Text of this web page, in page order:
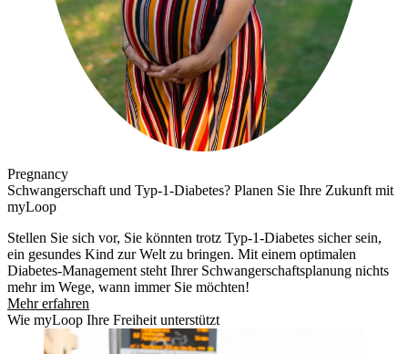
Pregnancy
Schwangerschaft und Typ-1-Diabetes? Planen Sie Ihre Zukunft mit
myLoop
Stellen Sie sich vor, Sie könnten trotz Typ-1-Diabetes sicher sein,
ein gesundes Kind zur Welt zu bringen. Mit einem optimalen
Diabetes-Management steht Ihrer Schwangerschaftsplanung nichts
mehr im Wege, wann immer Sie möchten!
Mehr erfahren
Wie myLoop Ihre Freiheit unterstützt